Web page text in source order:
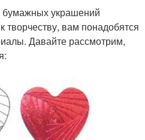
украшений
творчеству, вам понадобятся
Давайте рассмотрим,